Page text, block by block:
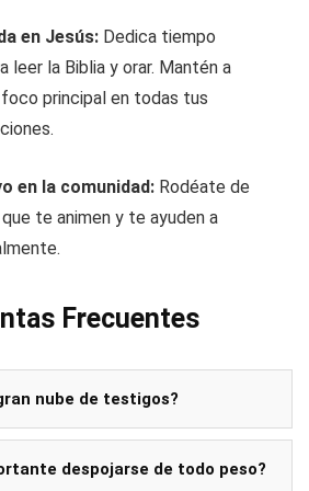
en Jesús: Dedica tiempo
leer la Biblia y orar. Mantén a
principal en todas tus
en la comunidad: Rodéate de
te animen y te ayuden a
Frecuentes
nube de testigos?
despojarse de todo peso?